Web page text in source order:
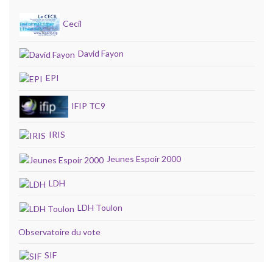
Cecil
David Fayon
EPI
IFIP TC9
IRIS
Jeunes Espoir 2000
LDH
LDH Toulon
Observatoire du vote
SIF